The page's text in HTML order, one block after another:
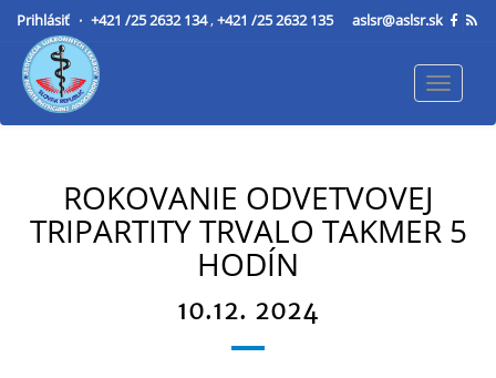
Prihlásiť +421 /25 2632 134,+421 /25 2632 135 aslsr@aslsr.sk
Toggle
ROKOVANIE ODVETVOVEJ
TRIPARTITY TRVALO TAKMER 5
HODÍN
10.12. 2024